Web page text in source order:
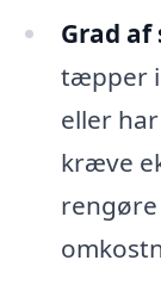
Grad af
tæpper i
eller
kræve